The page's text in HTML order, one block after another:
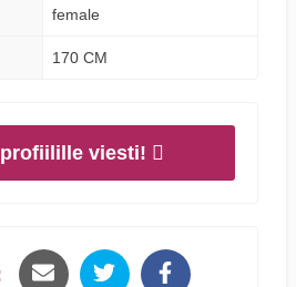
female
170 CM
viesti!